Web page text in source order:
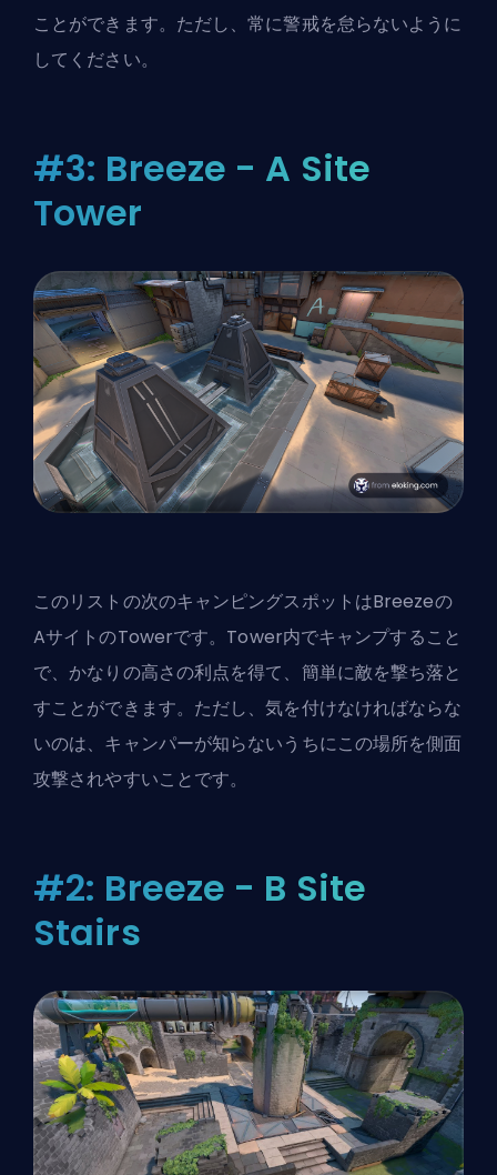
ことができます。ただし、常に警戒を怠らないように
してください。
#3: Breeze - A Site
Tower
このリストの次のキャンピングスポットはBreezeの
AサイトのTowerです。Tower内でキャンプすること
で、かなりの高さの利点を得て、簡単に敵を撃ち落と
すことができます。ただし、気を付けなければならな
いのは、キャンパーが知らないうちにこの場所を側面
攻撃されやすいことです。
#2: Breeze - B Site
Stairs